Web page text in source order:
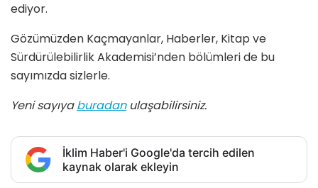
ediyor.
Gözümüzden Kaçmayanlar, Haberler, Kitap ve
Sürdürülebilirlik Akademisi’nden bölümleri de bu
sayımızda sizlerle.
Yeni sayıyaburadanulaşabilirsiniz.
İklim Haber'i Google'da tercih edilen
kaynak olarak ekleyin